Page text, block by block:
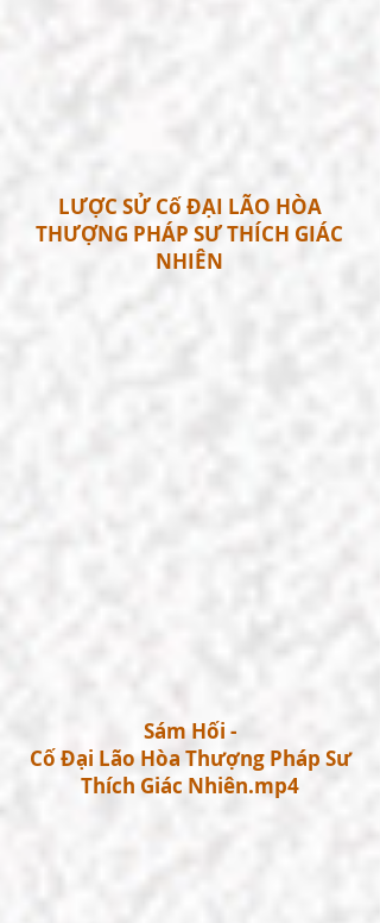
LƯỢC SỬ Cố ĐẠI LÃO HÒA
THƯỢNG PHÁP SƯ THÍCH GIÁC
NHIÊN
Sám Hối -
Cố Đại Lão Hòa Thượng Pháp Sư
Thích Giác Nhiên.mp4